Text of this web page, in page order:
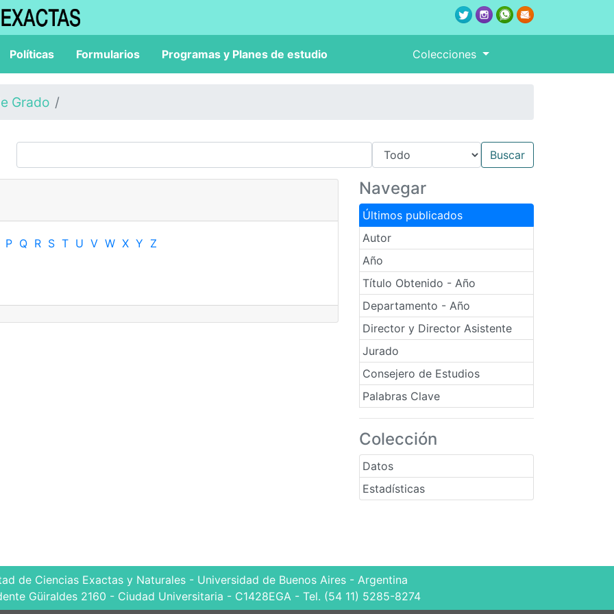
Políticas Formularios Programas y Planes de estudio Colecciones
Grado
Navegar
Últimos publicados
Autor
Año
Título Obtenido - Año
Departamento - Año
Director y Director Asistente
Jurado
Consejero de Estudios
Palabras Clave
Colección
Datos
Estadísticas
P Q R S T U V W X Y Z
de Ciencias Exactas y Naturales - Universidad de Buenos Aires - Argentina
Güiraldes 2160 - Ciudad Universitaria - C1428EGA - Tel. (54 11) 5285-8274